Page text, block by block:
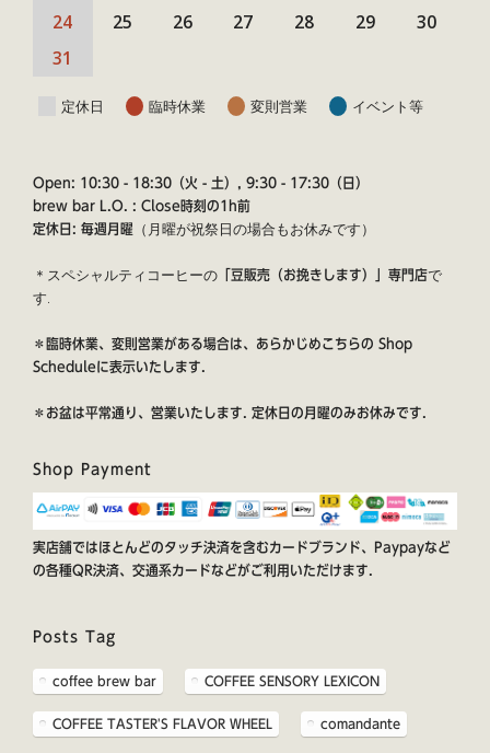
24
25 26 27 28 29
30
31
定休日 臨時休業 変則営業 イベント等
Open: 10:30 - 18:30（火 - 土）, 9:30 - 17:30（日）
brew bar L.O. : Close時刻の1h前
定休日: 毎週月曜
（月曜が祝祭日の場合もお休みです）
＊スペシャルティコーヒーの「豆販売（お挽きします）」専門店で
す.
＊臨時休業、変則営業がある場合は、あらかじめこちらの Shop
Scheduleに表示いたします.
＊お盆は平常通り、営業いたします. 定休日の月曜のみお休みです.
Shop Payment
実店舗ではほとんどのタッチ決済を含むカードブランド、Paypayなど
の各種QR決済、交通系カードなどがご利用いただけます.
Posts Tag
coffee brew bar COFFEE SENSORY LEXICON
COFFEE TASTER'S FLAVOR WHEEL comandante